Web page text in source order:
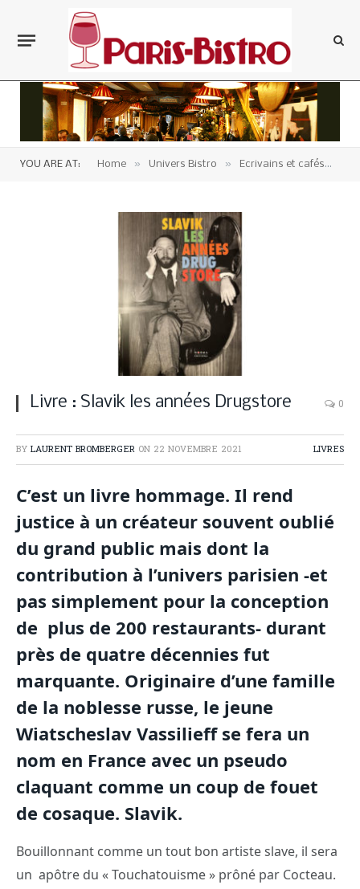
YOU ARE AT: Home » Univers Bistro » Ecrivains et cafés
Livre : Slavik les années Drugstore 0
BY LAURENT BROMBERGER ON 22 NOVEMBRE 2021 LIVRES
C’est un livre hommage. Il rend
justice à un créateur souvent oublié
du grand public mais dont la
contribution à l’univers parisien -et
pas simplement pour la conception
de plus de 200 restaurants- durant
près de quatre décennies fut
marquante. Originaire d’une famille
de la noblesse russe, le jeune
Wiatscheslav Vassilieff se fera un
nom en France avec un pseudo
claquant comme un coup de fouet
de cosaque. Slavik.
Bouillonnant comme un tout bon artiste slave, il sera
un apôtre du « Touchatouisme » prôné par Cocteau.